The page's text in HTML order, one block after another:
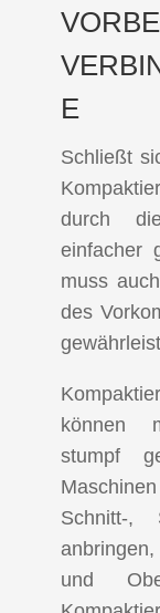
E
Schließt
durch
einfacher
muss
des
können
stumpf
Schnitt-,
und